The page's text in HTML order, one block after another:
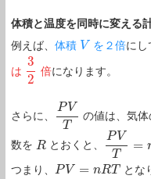
体積と温度を同時に変える
例えば、 体積 V
V を２倍にし
は
3
2
32 倍になります。
さらに、
PV
T
PVT の値は、気
数を R
R とおくと、
P V
T
=
PVT= nR
つまり、 PV = nRT
PV= nR T とな